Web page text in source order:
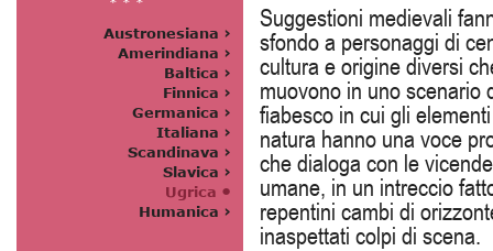
Suggestioni medievali
sfondo a personaggi di
cultura e origine diversi
muovono in uno scenario
fiabesco in cui gli
natura hanno una voce
che dialoga con le vicende
umane, in un intreccio
repentini cambi di
inaspettati colpi di scena.